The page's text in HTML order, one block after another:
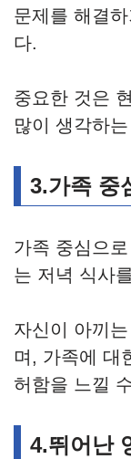
문제를 해결
다.
중요한 것은
많이 생각하
3.가족 중
가족 중심으
는 저녁 식사
자신이 아끼
며, 가족에 대
허함을 느낄
4.뛰어난